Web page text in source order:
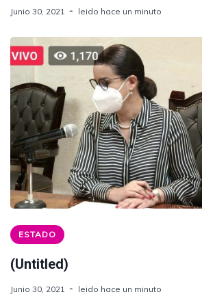
Junio 30, 2021 leido hace un minuto
ESTADO
(Untitled)
Junio 30, 2021 leido hace un minuto